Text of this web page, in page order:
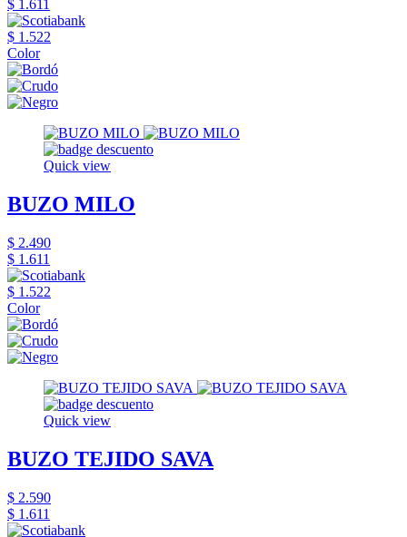
$ 1.611
$ 1.522
Color
Quick view
BUZO MILO
$ 2.490
$ 1.611
$ 1.522
Color
Quick view
BUZO TEJIDO SAVA
$ 2.590
$ 1.611